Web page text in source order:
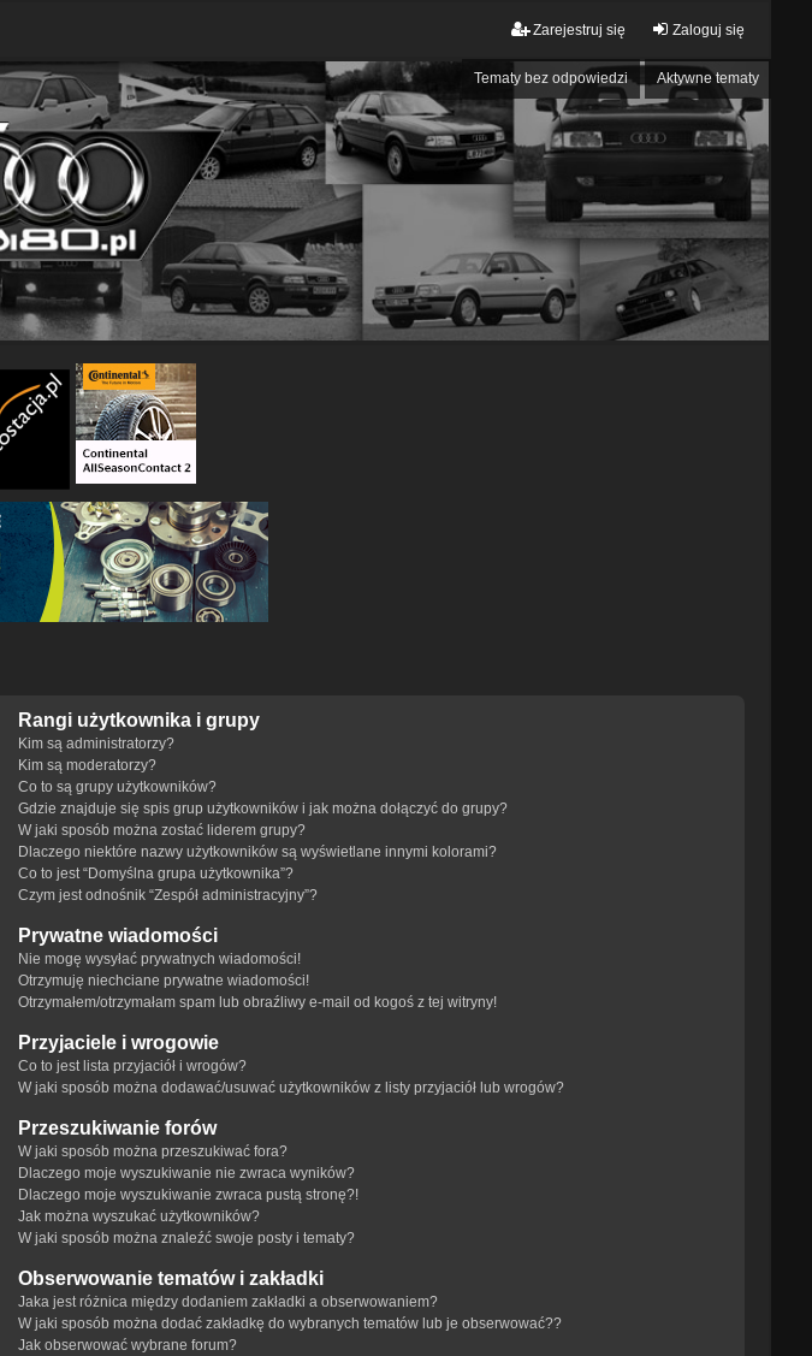
Zaloguj się
Zarejestruj się
Tematy bez odpowiedzi Aktywne tematy
Rangi użytkownika i grupy
Kim są administratorzy?
Kim są moderatorzy?
Co to są grupy użytkowników?
Gdzie znajduje się spis grup użytkowników i jak można dołączyć do grupy?
W jaki sposób można zostać liderem grupy?
Dlaczego niektóre nazwy użytkowników są wyświetlane innymi kolorami?
Co to jest “Domyślna grupa użytkownika”?
Czym jest odnośnik “Zespół administracyjny”?
Prywatne wiadomości
Nie mogę wysyłać prywatnych wiadomości!
Otrzymuję niechciane prywatne wiadomości!
Otrzymałem/otrzymałam spam lub obraźliwy e-mail od kogoś z tej witryny!
Przyjaciele i wrogowie
Co to jest lista przyjaciół i wrogów?
W jaki sposób można dodawać/usuwać użytkowników z listy przyjaciół lub wrogów?
Przeszukiwanie forów
W jaki sposób można przeszukiwać fora?
Dlaczego moje wyszukiwanie nie zwraca wyników?
Dlaczego moje wyszukiwanie zwraca pustą stronę?!
Jak można wyszukać użytkowników?
W jaki sposób można znaleźć swoje posty i tematy?
Obserwowanie tematów i zakładki
Jaka jest różnica między dodaniem zakładki a obserwowaniem?
W jaki sposób można dodać zakładkę do wybranych tematów lub je obserwować??
Jak obserwować wybrane forum?